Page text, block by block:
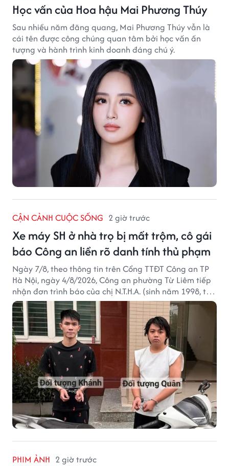
Học vấn của Hoa hậu Mai Phương Thúy
Sau nhiều năm đăng quang, Mai Phương Thúy vẫn là
cái tên được công chúng quan tâm bởi học vấn ấn
tượng và hành trình kinh doanh đáng chú ý.
CẬN CẢNH CUỘC SỐNG 2 giờ trước
Xe máy SH ở nhà trọ bị mất trộm, cô gái
báo Công an liền rõ danh tính thủ phạm
Ngày 7/8, theo thông tin trên Cổng TTĐT Công an TP
Hà Nội, ngày 4/8/2026, Công an phường Từ Liêm tiếp
nhận đơn trình báo của chị N.T.H.A. (sinh năm 1998, trú
tại phường Từ Liêm) về việc bị kẻ gian lấy trộm chiếc
xe mô tô Honda SH 125i, tại khu nhà trọ nơi đang sinh
sống.
PHIM ẢNH 2 giờ trước